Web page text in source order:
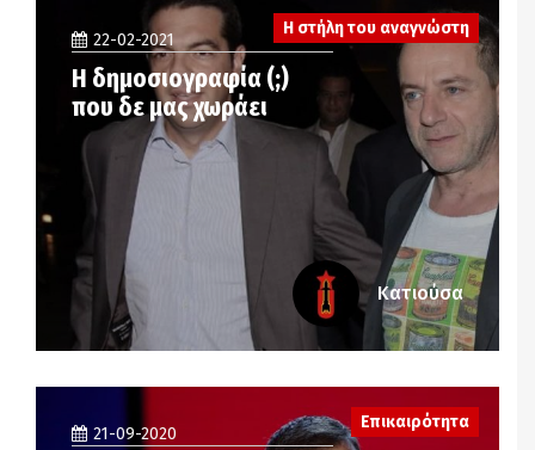
22-02-2021
H δημοσιογραφία (;)
που δε μας χωράει
Η στήλη του αναγνώστη
Κατιούσα
21-09-2020
Επικαιρότητα